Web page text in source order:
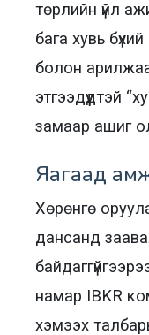
төрлийн үйл
бага хувь
болон
этгээдүүдтэй
замаар ашиг
Яагаад
Хөрөнгө
дансанд
намар IBKR
хэмээх